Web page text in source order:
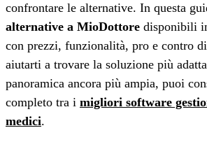
confrontare le alternative. In questa
alternative a MioDottore disponibili
con prezzi, funzionalità, pro e contro
aiutarti a trovare la soluzione più
panoramica ancora più ampia, puoi
completo tra i migliori software
medici.